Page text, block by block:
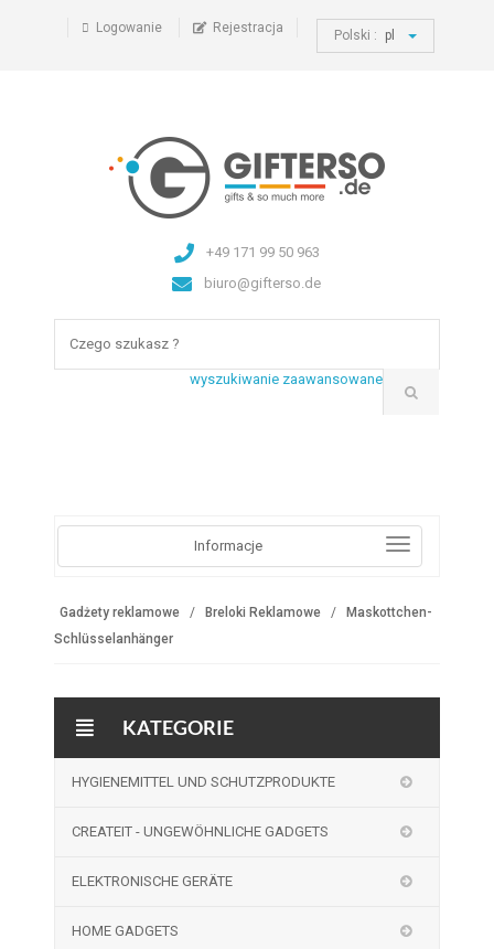
Logowanie Rejestracja Polski : pl
+49 171 99 50 963
biuro@gifterso.de
wyszukiwanie zaawansowane
Informacje
Gadżety reklamowe Breloki Reklamowe
Maskottchen-
Schlüsselanhänger
KATEGORIE
HYGIENEMITTEL UND SCHUTZPRODUKTE
CREATEIT - UNGEWÖHNLICHE GADGETS
ELEKTRONISCHE GERÄTE
HOME GADGETS